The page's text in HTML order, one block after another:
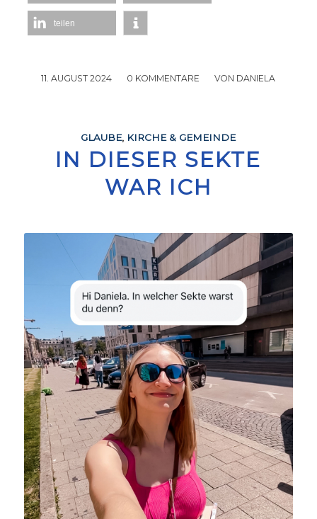
teilen
11. AUGUST 2024
/ 0 KOMMENTARE
/ VON DANIELA
GLAUBE, KIRCHE & GEMEINDE
IN DIESER SEKTE
WAR ICH